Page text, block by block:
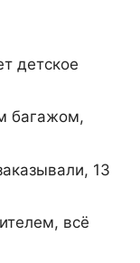
детское
багажом,
13
всё